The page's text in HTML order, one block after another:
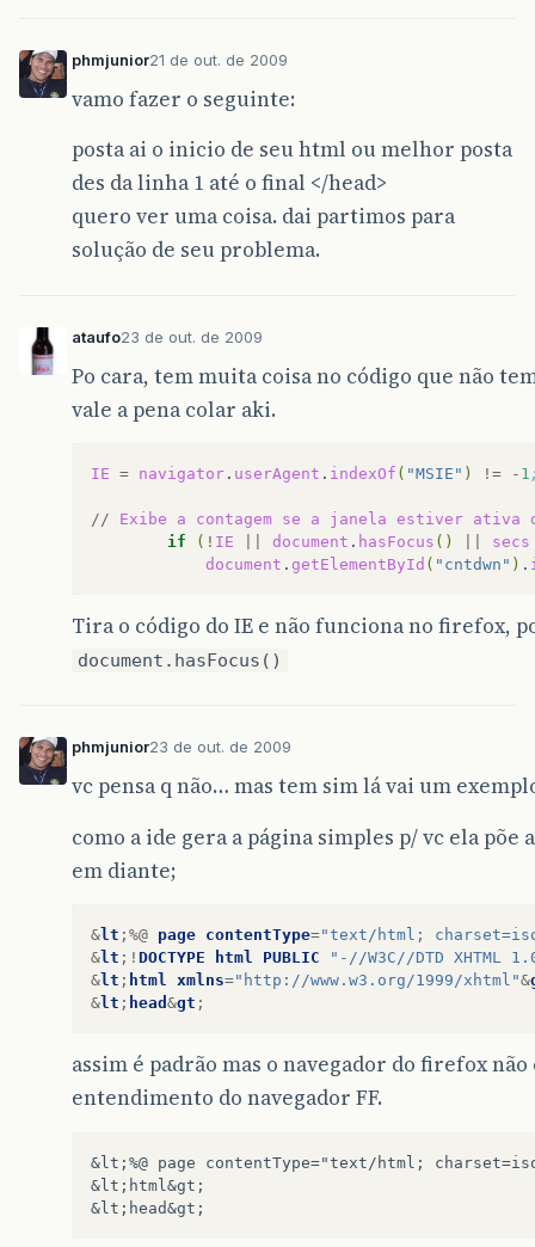
phmjunior21 de out. de 2009
vamo fazer o seguinte:
posta ai o inicio de seu html ou melhor posta
des da linha 1 até o final </head>
quero ver uma coisa. dai partimos para
solução de seu problema.
ataufo23 de out. de 2009
Po cara, tem muita coisa no código que não
vale a pena colar aki.
IE = navigator . userAgent . indexOf ( "MSIE" ) != - 1
// Exibe a contagem se a janela estiver ativa
if
( ! IE document . hasFocus ()
secs
document . getElementById ( "cntdwn" ) .
Tira o código do IE e não funciona no firefox,
document.hasFocus()
phmjunior23 de out. de 2009
vc pensa q não… mas tem sim lá vai um
como a ide gera a página simples p/ vc ela
em diante;
&lt ;%@ page contentType="text/html;
&lt ;! DOCTYPE html PUBLIC
"-//W3C//DTD XHTML
&lt ; html xmlns="http://www.w3.org/1999/xhtml"&
&lt ; head &gt ;
assim é padrão mas o navegador do firefox
entendimento do navegador FF.
&lt;%@ page contentType="text/html;
&lt;html&gt;